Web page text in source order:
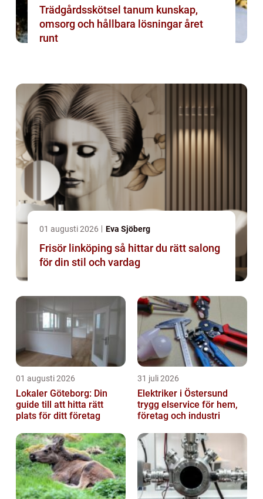
Trädgårdsskötsel tanum kunskap,
omsorg och hållbara lösningar året
runt
01 augusti 2026 Eva Sjöberg
Frisör linköping så hittar du rätt salong
för din stil och vardag
01 augusti 2026
Lokaler Göteborg: Din
guide till att hitta rätt
plats för ditt företag
31 juli 2026
Elektriker i Östersund
trygg elservice för hem,
företag och industri